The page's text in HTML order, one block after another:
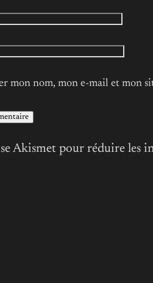
mon nom, mon e-mail et mon
Akismet pour réduire les